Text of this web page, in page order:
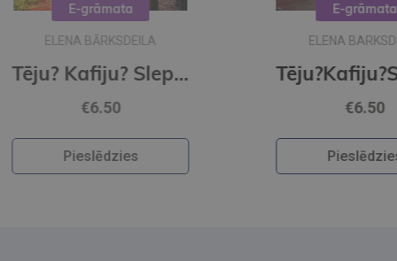
Tēju? Kafiju? Slepkavību! Melu meistarība (e-grāmata)
E-grāmata
ELENA BARKSDEILA
Tēju?Kafiju?Slepkavību! Īena O Šelija atvadu vārdi (e-grāmata)